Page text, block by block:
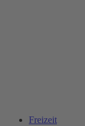
Freizeit